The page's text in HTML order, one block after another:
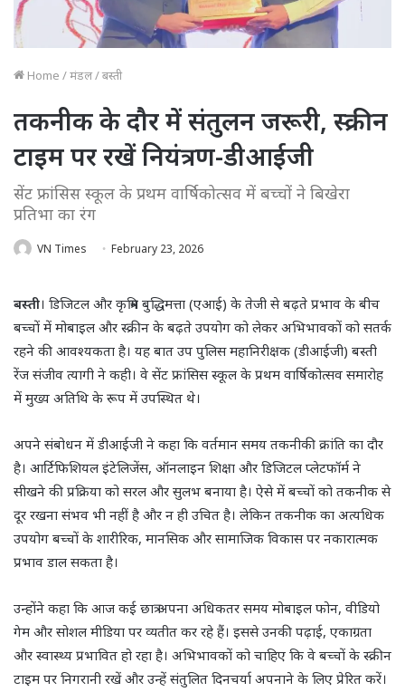
Home /मंडल/बस्ती
तकनीक के दौर में संतुलन जरूरी, स्क्रीन
टाइम पर रखें नियंत्रण-डीआईजी
सेंट फ्रांसिस स्कूल के प्रथम वार्षिकोत्सव में बच्चों ने बिखेरा
प्रतिभा का रंग
VN Times February 23, 2026
बस्ती। डिजिटल और कृत्रिम बुद्धिमत्ता (एआई) के तेजी से बढ़ते प्रभाव के बीच
बच्चों में मोबाइल और स्क्रीन के बढ़ते उपयोग को लेकर अभिभावकों को सतर्क
रहने की आवश्यकता है। यह बात उप पुलिस महानिरीक्षक (डीआईजी) बस्ती
रेंज संजीव त्यागी ने कही। वे सेंट फ्रांसिस स्कूल के प्रथम वार्षिकोत्सव समारोह
में मुख्य अतिथि के रूप में उपस्थित थे।
अपने संबोधन में डीआईजी ने कहा कि वर्तमान समय तकनीकी क्रांति का दौर
है। आर्टिफिशियल इंटेलिजेंस, ऑनलाइन शिक्षा और डिजिटल प्लेटफॉर्म ने
सीखने की प्रक्रिया को सरल और सुलभ बनाया है। ऐसे में बच्चों को तकनीक से
दूर रखना संभव भी नहीं है और न ही उचित है। लेकिन तकनीक का अत्यधिक
उपयोग बच्चों के शारीरिक, मानसिक और सामाजिक विकास पर नकारात्मक
प्रभाव डाल सकता है।
उन्होंने कहा कि आज कई छात्र अपना अधिकतर समय मोबाइल फोन, वीडियो
गेम और सोशल मीडिया पर व्यतीत कर रहे हैं। इससे उनकी पढ़ाई, एकाग्रता
और स्वास्थ्य प्रभावित हो रहा है। अभिभावकों को चाहिए कि वे बच्चों के स्क्रीन
टाइम पर निगरानी रखें और उन्हें संतुलित दिनचर्या अपनाने के लिए प्रेरित करें।